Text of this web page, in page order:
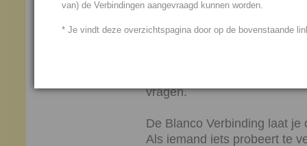
niet meteen volgens een
zult met deze Verbinding
vragen.
De Blanco Verbinding laat
Als iemand iets probeert te
van) de Verbindingen aangevraagd kunnen worden.
* Je vindt deze overzichtspagina door op de bovenstaande